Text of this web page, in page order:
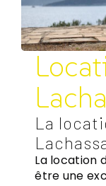
La
La location
être une